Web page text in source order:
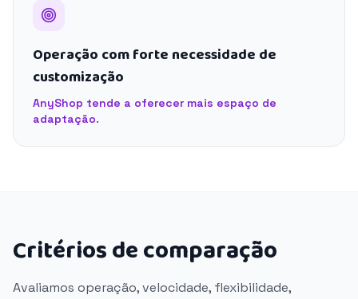
Operação com forte necessidade de
customização
AnyShop tende a oferecer mais espaço de
adaptação.
Critérios de comparação
Avaliamos operação, velocidade, flexibilidade,